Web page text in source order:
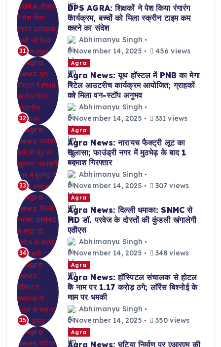
31
DPS AGRA: शिक्षकों ने पेश किया रंगारंग
कार्यक्रम, बच्चों को मिला स्क्रीन टाइम कम
करने का संदेश
Abhimanyu Singh
November 14, 2025
456 views
32
Agra
Agra News: यूथ हॉस्टल में PNB का मेगा
रिटेल आउटरीच कार्यक्रम आयोजित; ग्राहकों
को मिला वन-स्टॉप अनुभव
Abhimanyu Singh
November 14, 2025
331 views
33
Agra
Agra News: नारायच फैक्ट्री लूट का
खुलासा; फाउंड्री नगर में मुठभेड़ के बाद 1
बदमाश गिरफ्तार
Abhimanyu Singh
November 14, 2025
307 views
34
Agra
Agra News: दिल्ली धमाका: SNMC से
MD डॉ. परवेज के दोस्तों की कुंडली खंगालेगी
एटीएस
Abhimanyu Singh
November 14, 2025
348 views
35
Agra
Agra News: हॉस्पिटल संचालक से होटल
के नाम पर 1.17 करोड़ ठगे; लॉरेंस बिश्नोई के
नाम पर धमकी
Abhimanyu Singh
November 14, 2025
350 views
Agra
Agra News: घटिया निर्माण पर एआरएम की